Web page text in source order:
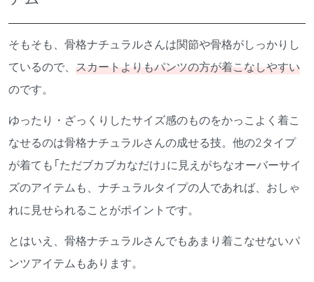
そもそも、骨格ナチュラルさんは関節や骨格がしっかりし
ているので、 スカートよりもパンツの方が着こなしやすい
のです。
ゆったり・ざっくりしたサイズ感のものをかっこよく着こ
なせるのは骨格ナチュラルさんの成せる技。他の2タイプ
が着ても「ただブカブカなだけ」に見えがちなオーバーサイ
ズのアイテムも、ナチュラルタイプの人であれば、おしゃ
れに見せられることがポイントです。
とはいえ、骨格ナチュラルさんでもあまり着こなせないパ
ンツアイテムもあります。